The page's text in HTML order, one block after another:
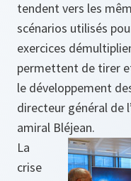
tendent vers les
scénarios utilisés
exercices
permettent de tirer
le développement
directeur général de
amiral Bléjean.
La
crise